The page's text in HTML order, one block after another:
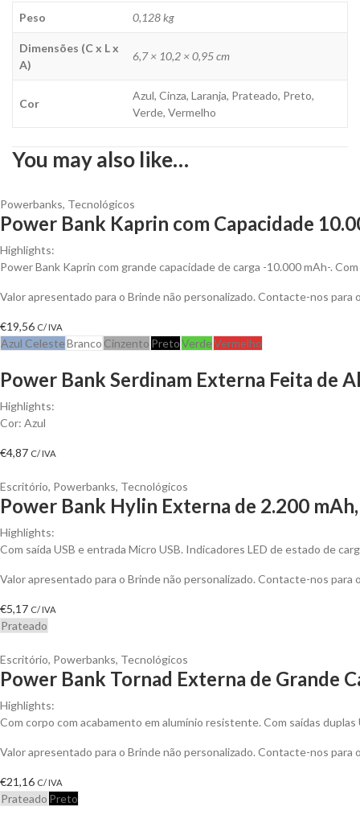
Peso 0,128 kg
Dimensões (C x L x
A)
6,7 × 10,2 × 0,95 cm
Cor
Azul, Cinza, Laranja, Prateado, Preto,
Verde, Vermelho
You may also like…
Powerbanks, Tecnológicos
Power Bank Kaprin com Capacidade
Highlights:
Power Bank Kaprin com grande capacidade de carga -10.000 mAh-.
Valor apresentado para o Brinde não personalizado. Contacte-nos
€19,56 C/ IVA
Azul CelesteBranco Cinzento PretoVerdeVermelho
Power Bank Serdinam Externa Feita de
Highlights:
Cor: Azul
€4,87 C/ IVA
Escritório, Powerbanks, Tecnológicos
Power Bank Hylin Externa de 2.200
Highlights:
Com saída USB e entrada Micro USB. Indicadores LED de estado de
Valor apresentado para o Brinde não personalizado. Contacte-nos
€5,17 C/ IVA
Prateado
Escritório, Powerbanks, Tecnológicos
Power Bank Tornad Externa de Grande
Highlights:
Com corpo com acabamento em alumínio resistente. Com saídas duplas
Valor apresentado para o Brinde não personalizado. Contacte-nos
€21,16 C/ IVA
Prateado Preto